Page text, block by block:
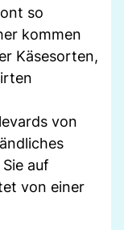
so
kommen
Käsesorten,
von
auf
von einer